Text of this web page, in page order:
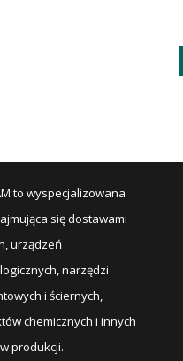
to wyspecjalizowana
się dostawami
urządzeń
narzędzi
i ściernych,
chemicznych i innych
produkcji.